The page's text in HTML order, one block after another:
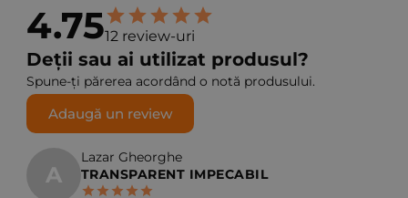
4.7512 review-uri
Deții sau ai utilizat produsul?
Spune-ți părerea acordând o notă produsului.
Adaugă un review
A
Lazar Gheorghe
TRANSPARENT IMPECABIL